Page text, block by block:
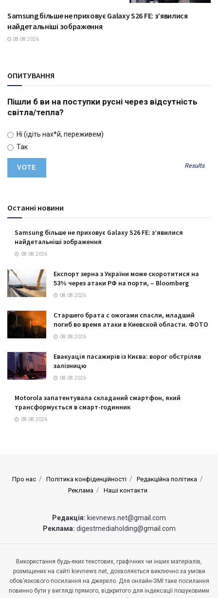
ТЕХНОЛОГІЇ
Samsung більше не приховує Galaxy S26 FE: з’явилися
найдетальніші зображення
08.08.2026
ОПИТУВАННЯ
Пішли б ви на поступки русні через відсутність
світла/тепла?
Ні (ідіть нах*й, переживем)
Так
Results
Останні новини
Samsung більше не приховує Galaxy S26 FE: з’явилися
найдетальніші зображення
08.08.2026
Експорт зерна з України може скоротитися на
53% через атаки РФ на порти, – Bloomberg
08.08.2026
Старшего брата с ожогами спасли, младший
погиб во время атаки в Киевской области. ФОТО
08.08.2026
Евакуація пасажирів із Києва: ворог обстріляв
залізницю
08.08.2026
Motorola запатентувала складаний смартфон, який
трансформується в смарт-годинник
08.08.2026
Про нас Політика конфіденційності
Редакційна політика
Реклама
Наші контакти
Редакція: kievnews.net@gmail.com
Реклама: digestmediaholding@gmail.com
Використання будь-яких текстових, графічних чи інших матеріалів,
розміщених на сайті kievnews.net, дозволяється виключно за умови
обов’язкового посилання на джерело. Для онлайн-ЗМІ таке посилання
повинно бути у вигляді прямого, відкритого для індексації пошуковими